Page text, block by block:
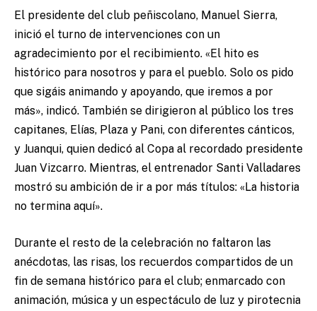
El presidente del club peñiscolano, Manuel Sierra,
inició el turno de intervenciones con un
agradecimiento por el recibimiento. «El hito es
histórico para nosotros y para el pueblo. Solo os pido
que sigáis animando y apoyando, que iremos a por
más», indicó. También se dirigieron al público los tres
capitanes, Elías, Plaza y Pani, con diferentes cánticos,
y Juanqui, quien dedicó al Copa al recordado presidente
Juan Vizcarro. Mientras, el entrenador Santi Valladares
mostró su ambición de ir a por más títulos: «La historia
no termina aquí».
Durante el resto de la celebración no faltaron las
anécdotas, las risas, los recuerdos compartidos de un
fin de semana histórico para el club; enmarcado con
animación, música y un espectáculo de luz y pirotecnia